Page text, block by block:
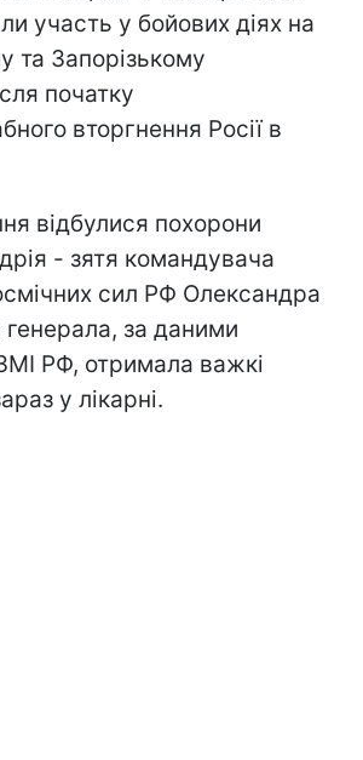
участь у бойових діях на
та Запорізькому
початку
вторгнення Росії в
відбулися похорони
- зятя командувача
сил РФ Олександра
за даними
РФ, отримала важкі
у лікарні.